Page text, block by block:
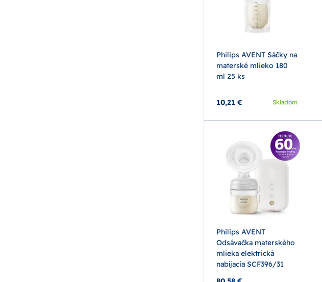
Philips AVENT Sáčky na
materské mlieko 180
ml 25 ks
10,21 € Skladom
Philips AVENT
Odsávačka materského
mlieka elektrická
nabíjacia SCF396/31